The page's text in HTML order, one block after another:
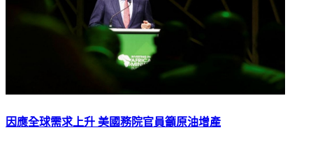
因應全球需求上升 美國務院官員籲原油增產